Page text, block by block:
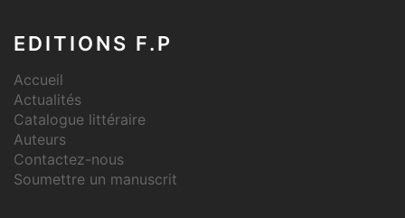
EDITIONS F.P
Accueil
Actualités
Catalogue littéraire
Auteurs
Contactez-nous
Soumettre un manuscrit